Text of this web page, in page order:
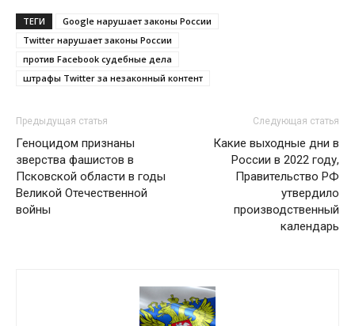
ТЕГИ
Google нарушает законы России
Twitter нарушает законы России
против Facebook судебные дела
штрафы Twitter за незаконный контент
Предыдущая статья
Геноцидом признаны
зверства фашистов в
Псковской области в годы
Великой Отечественной
войны
Следующая статья
Какие выходные дни в
России в 2022 году,
Правительство РФ
утвердило
производственный
календарь